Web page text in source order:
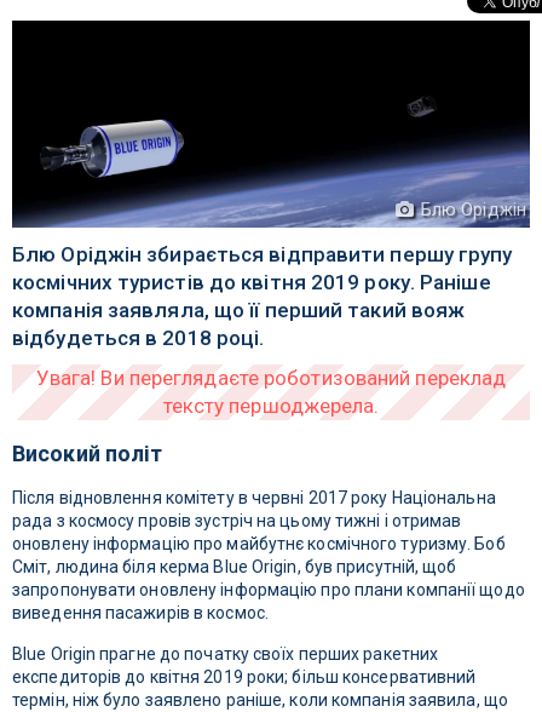
Блю Оріджін
Блю Оріджін збирається відправити першу групу
космічних туристів до квітня 2019 року. Раніше
компанія заявляла, що її перший такий вояж
відбудеться в 2018 році.
Високий політ
Після відновлення комітету в червні 2017 року Національна
рада з космосу провів зустріч на цьому тижні і отримав
оновлену інформацію про майбутнє космічного туризму. Боб
Сміт, людина біля керма Blue Origin, був присутній, щоб
запропонувати оновлену інформацію про плани компанії щодо
виведення пасажирів в космос.
Blue Origin прагне до початку своїх перших ракетних
експедиторів до квітня 2019 роки; більш консервативний
термін, ніж було заявлено раніше, коли компанія заявила, що